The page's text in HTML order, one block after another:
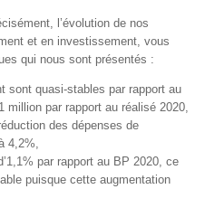
l’évolution de nos
et en investissement, vous
qui nous sont présentés :
sont quasi-stables par rapport au
million par rapport au réalisé 2020,
des dépenses de
4,2%,
par rapport au BP 2020, ce
puisque cette augmentation